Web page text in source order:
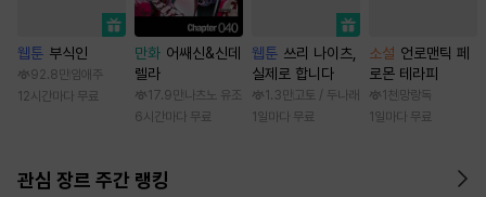
웹툰 부식인
92.8만 임애주
12시간마다 무료
만화 어쌔신&신데
렐라
17.9만 나츠노 유조
6시간마다 무료
웹툰 쓰리 나이츠,
실제로 합니다
1.3만 고토 / 두나래
1일마다 무료
소설 언로맨틱 페
로몬 테라피
1천 망랑독
1일마다 무료
관심 장르 주간 랭킹